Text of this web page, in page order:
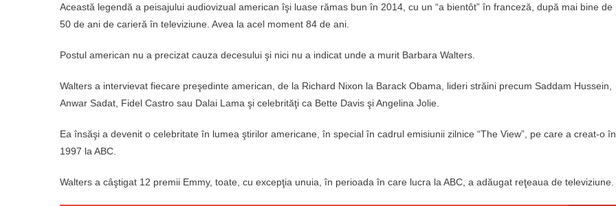
Această legendă a peisajului audiovizual american îşi luase rămas bun în 2014, cu un “a bientôt” în franceză, după mai bine de
50 de ani de carieră în televiziune. Avea la acel moment 84 de ani.
Postul american nu a precizat cauza decesului şi nici nu a indicat unde a murit Barbara Walters.
Walters a intervievat fiecare preşedinte american, de la Richard Nixon la Barack Obama, lideri străini precum Saddam Hussein,
Anwar Sadat, Fidel Castro sau Dalai Lama şi celebrităţi ca Bette Davis şi Angelina Jolie.
Ea însăşi a devenit o celebritate în lumea ştirilor americane, în special în cadrul emisiunii zilnice “The View”, pe care a creat-o în
1997 la ABC.
Walters a câştigat 12 premii Emmy, toate, cu excepţia unuia, în perioada în care lucra la ABC, a adăugat reţeaua de televiziune.